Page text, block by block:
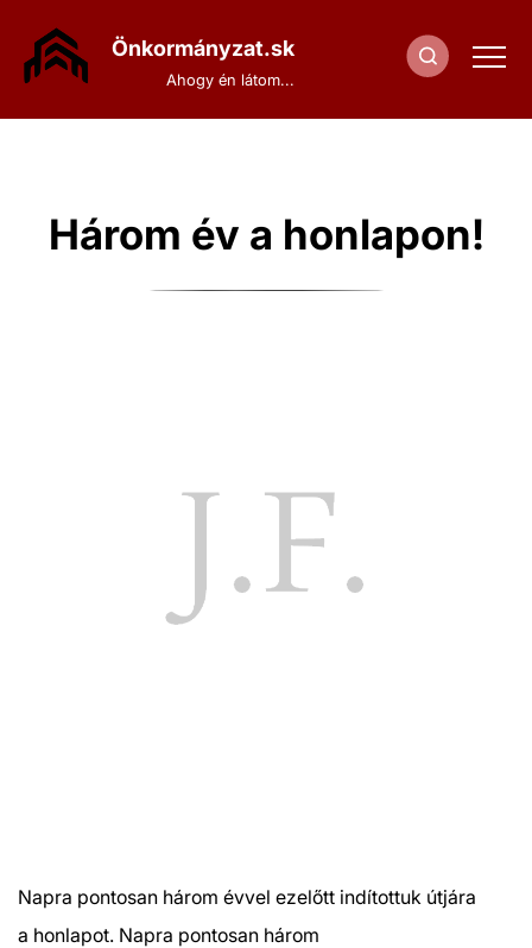
tartalomra
Önkormányzat.sk
Ahogy én látom...
Három év a honlapon!
Napra pontosan három évvel ezelőtt indítottuk útjára
a honlapot. Napra pontosan három